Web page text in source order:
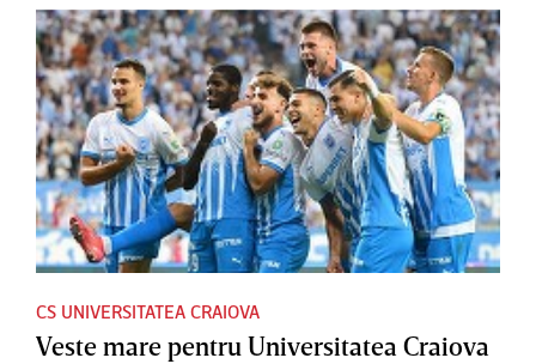
CS UNIVERSITATEA CRAIOVA
Veste mare pentru Universitatea Craiova